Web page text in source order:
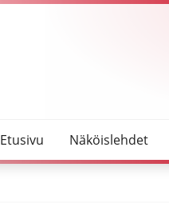
Etusivu Näköislehdet